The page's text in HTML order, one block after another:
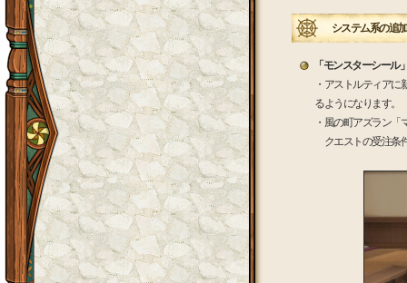
システム系の追
「モンスターシール
・アストルティア
るようになります。
・風の町アズラン
クエストの受注条